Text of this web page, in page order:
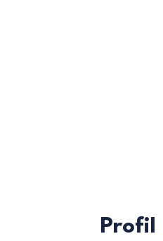
Profil